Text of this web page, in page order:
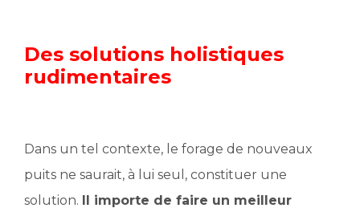
Des solutions holistiques
rudimentaires
Dans un tel contexte, le forage de nouveaux
puits ne saurait, à lui seul, constituer une
solution. Il importe de faire un meilleur